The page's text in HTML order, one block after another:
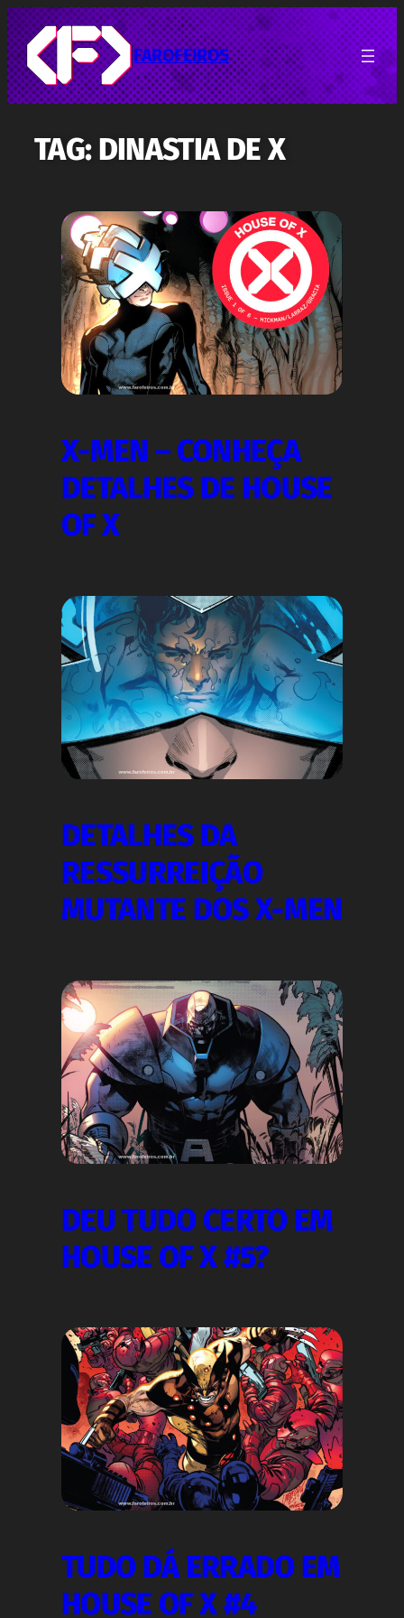
Pular
para
o
conteúdo
FAROFEIROS
TAG: DINASTIA DE X
X-MEN – CONHEÇA
DETALHES DE HOUSE
OF X
DETALHES DA
RESSURREIÇÃO
MUTANTE DOS X-MEN
DEU TUDO CERTO EM
HOUSE OF X #5?
TUDO DÁ ERRADO EM
HOUSE OF X #4